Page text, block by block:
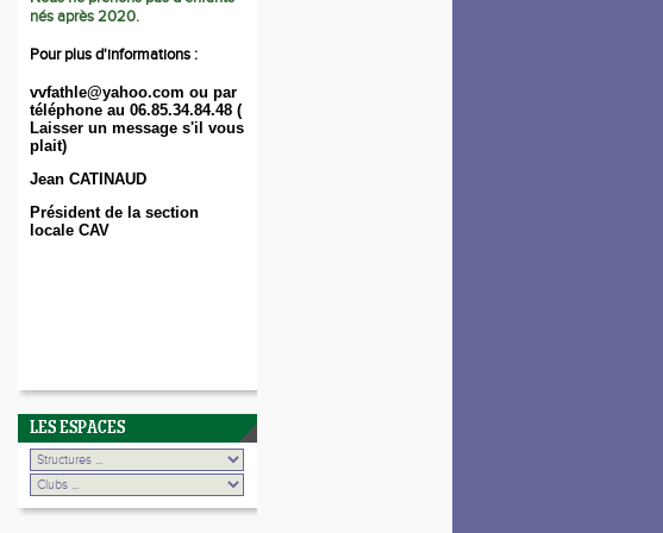
nés après 2020.
Pour plus d'informations :
vvfathle@yahoo.com ou par
téléphone au 06.85.34.84.48 (
Laisser un message s'il vous
plait)
Jean CATINAUD
Président de la section
locale CAV
LES ESPACES